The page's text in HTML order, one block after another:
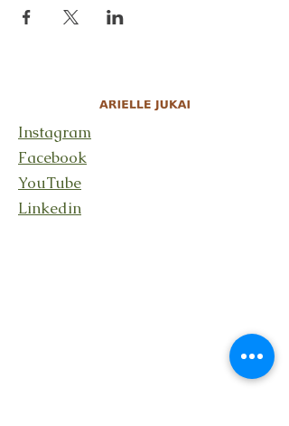
Instagram
Facebook
YouTube
Linkedin